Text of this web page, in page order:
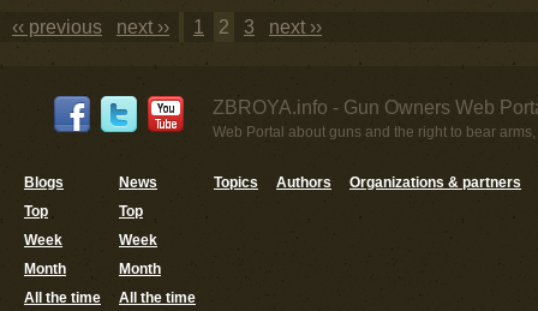
‹‹ previous next ›› 1 2 3 next ››
ZBROYA.info - Gun Owners Web
Web Portal about guns and the right to bear
Blogs
Top
Week
Month
All the time
News
Top
Week
Month
All the time
Topics Authors Organizations & partners